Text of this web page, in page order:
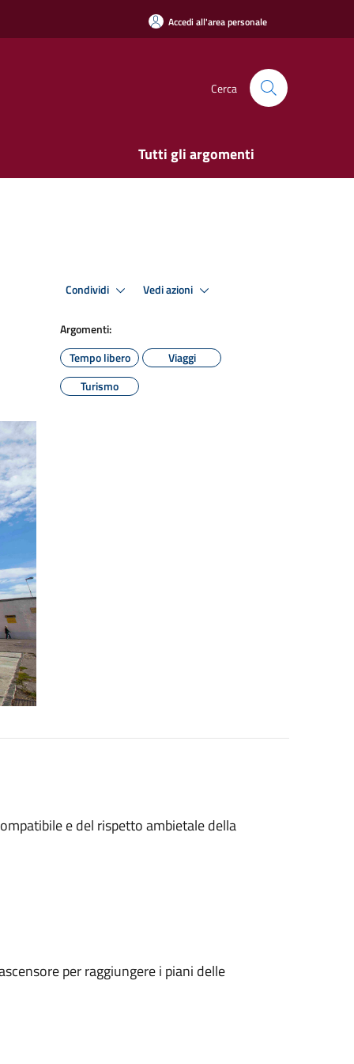
Accedi all'area personale
Cerca
Tutti gli argomenti
Condividi Vedi azioni
Argomenti:
Tempo libero
Viaggi
Turismo
e del rispetto ambietale della
per raggiungere i piani delle